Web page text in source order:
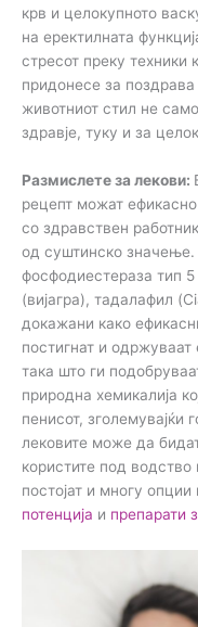
крв и целокупното
на еректилната
стресот преку техники
придонесе за
животниот стил не
здравје, туку и за
Размислете за лекови:
рецепт можат ефикасно
со здравствен
од суштинско значење.
фосфодиестераза тип
(вијагра), тадалафил
докажани како
постигнат и
така што ги
природна хемикалија
пенисот, зголемувајќи
лековите може да
користите под
постојат и многу опции
потенција и препарати